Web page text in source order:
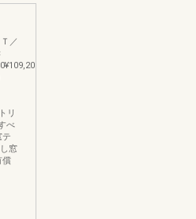
／
リ
べ
テ
窓
償